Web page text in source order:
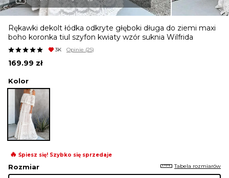
SPÓDNICE
KOMBINEZONY
DRESY
MARYNARKI
Rękawki dekolt łódka odkryte głęboki długa do ziemi maxi
boho koronka tiul szyfon kwiaty wzór suknia Wilfrida
3K Opinie (25)
169.99 zł
Kolor
🔥 Śpiesz się! Szybko się sprzedaje
Rozmiar Tabela rozmiarów